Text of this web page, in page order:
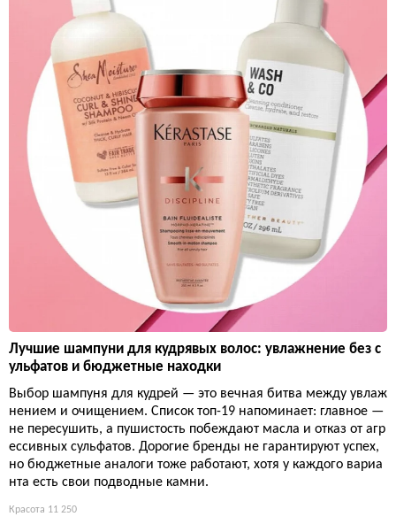
Лучшие шампуни для кудрявых волос: увлажнение без с
ульфатов и бюджетные находки
Выбор шампуня для кудрей — это вечная битва между увлаж
нением и очищением. Список топ-19 напоминает: главное —
не пересушить, а пушистость побеждают масла и отказ от агр
ессивных сульфатов. Дорогие бренды не гарантируют успех,
но бюджетные аналоги тоже работают, хотя у каждого вариа
нта есть свои подводные камни.
Красота 11 250